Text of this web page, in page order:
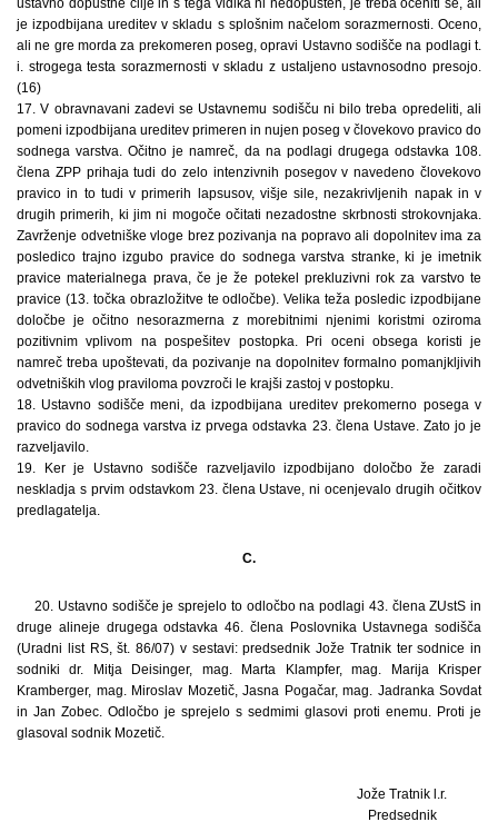
je izpodbijana ureditev v skladu s splošnim načelom sorazmernosti. Oceno,
ali ne gre morda za prekomeren poseg, opravi Ustavno sodišče na podlagi t.
i. strogega testa sorazmernosti v skladu z ustaljeno ustavnosodno presojo.
(16)
17. V obravnavani zadevi se Ustavnemu sodišču ni bilo treba opredeliti, ali
pomeni izpodbijana ureditev primeren in nujen poseg v človekovo pravico do
sodnega varstva. Očitno je namreč, da na podlagi drugega odstavka 108.
člena ZPP prihaja tudi do zelo intenzivnih posegov v navedeno človekovo
pravico in to tudi v primerih lapsusov, višje sile, nezakrivljenih napak in v
drugih primerih, ki jim ni mogoče očitati nezadostne skrbnosti strokovnjaka.
Zavrženje odvetniške vloge brez pozivanja na popravo ali dopolnitev ima za
posledico trajno izgubo pravice do sodnega varstva stranke, ki je imetnik
pravice materialnega prava, če je že potekel prekluzivni rok za varstvo te
pravice (13. točka obrazložitve te odločbe). Velika teža posledic izpodbijane
določbe je očitno nesorazmerna z morebitnimi njenimi koristmi oziroma
pozitivnim vplivom na pospešitev postopka. Pri oceni obsega koristi je
namreč treba upoštevati, da pozivanje na dopolnitev formalno pomanjkljivih
odvetniških vlog praviloma povzroči le krajši zastoj v postopku.
18. Ustavno sodišče meni, da izpodbijana ureditev prekomerno posega v
pravico do sodnega varstva iz prvega odstavka 23. člena Ustave. Zato jo je
razveljavilo.
19. Ker je Ustavno sodišče razveljavilo izpodbijano določbo že zaradi
neskladja s prvim odstavkom 23. člena Ustave, ni ocenjevalo drugih očitkov
predlagatelja.
C.
20. Ustavno sodišče je sprejelo to odločbo na podlagi 43. člena ZUstS in
druge alineje drugega odstavka 46. člena Poslovnika Ustavnega sodišča
(Uradni list RS, št. 86/07) v sestavi: predsednik Jože Tratnik ter sodnice in
sodniki dr. Mitja Deisinger, mag. Marta Klampfer, mag. Marija Krisper
Kramberger, mag. Miroslav Mozetič, Jasna Pogačar, mag. Jadranka Sovdat
in Jan Zobec. Odločbo je sprejelo s sedmimi glasovi proti enemu. Proti je
glasoval sodnik Mozetič.
Jože Tratnik l.r.
Predsednik